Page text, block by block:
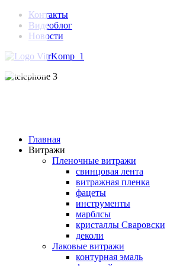
Контакты
Видеоблог
Новости
Главная
Витражи
Пленочные витражи
свинцовая лента
витражная пленка
фацеты
инструменты
марблсы
кристаллы Сваровски
деколи
Лаковые витражи
контурная эмаль